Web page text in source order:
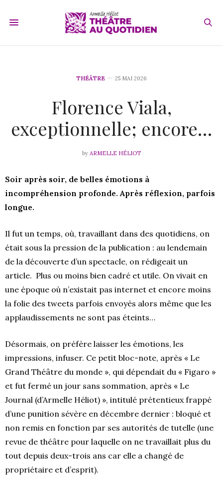
THÉÂTRE 25 MAI 2026
Florence Viala,
exceptionnelle; encore…
by ARMELLE HÉLIOT
Soir après soir, de belles émotions à
incompréhension profonde. Après réflexion, parfois
longue.
Il fut un temps, où, travaillant dans des quotidiens, on
était sous la pression de la publication : au lendemain
de la découverte d’un spectacle, on rédigeait un
article. Plus ou moins bien cadré et utile. On vivait en
une époque où n’existait pas internet et encore moins
la folie des tweets parfois envoyés alors même que les
applaudissements ne sont pas éteints…
Désormais, on préfère laisser les émotions, les
impressions, infuser. Ce petit bloc-note, après « Le
Grand Théâtre du monde », qui dépendait du « Figaro »
et fut fermé un jour sans sommation, après « Le
Journal (d’Armelle Héliot) », intitulé prétentieux frappé
d’une punition sévère en décembre dernier : bloqué et
non remis en fonction par ses autorités de tutelle (une
revue de théâtre pour laquelle on ne travaillait plus du
tout depuis deux-trois ans car elle a changé de
propriétaire et d’esprit).